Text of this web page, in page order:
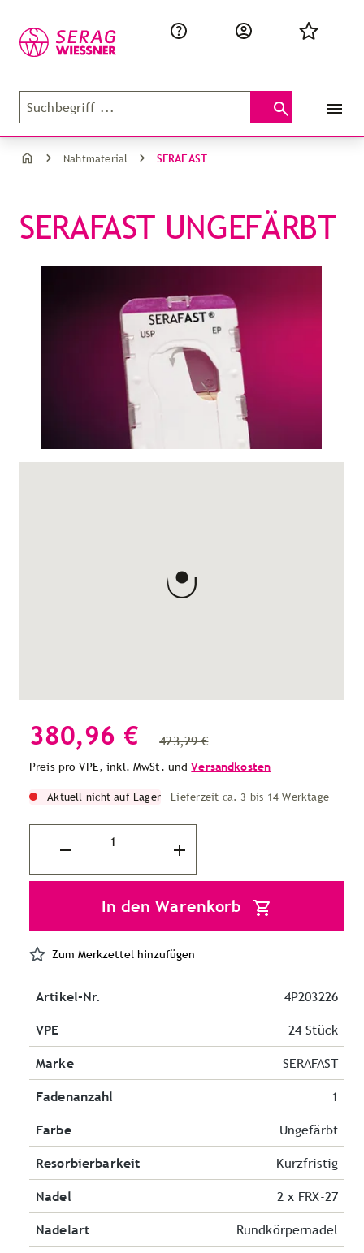
Nahtmaterial SERAFAST
SERAFAST UNGEFÄRBT
380,96 € 423,29 €
Preis pro VPE, inkl. MwSt. undVersandkosten
Aktuell nicht auf Lager Lieferzeit ca. 3 bis 14 Werktage
In den Warenkorb
Zum Merkzettel hinzufügen
Artikel-Nr. 4P203226
VPE 24 Stück
Marke SERAFAST
Fadenanzahl 1
Farbe Ungefärbt
Resorbierbarkeit Kurzfristig
Nadel 2 x FRX-27
Nadelart Rundkörpernadel